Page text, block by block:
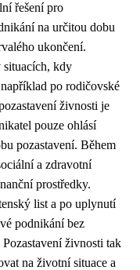
řešení pro
na určitou dobu
ukončení.
kdy
po rodičovské
živnosti je
pouze ohlásí
pozastavení. Během
a zdravotní
prostředky.
list a po uplynutí
podnikání bez
živnosti tak
na životní situace a